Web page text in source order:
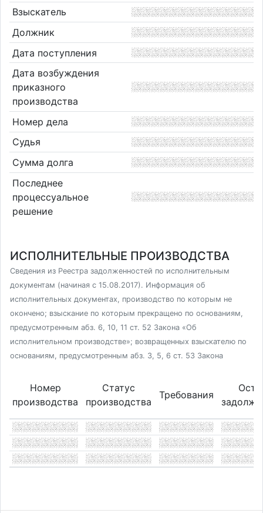
Взыскатель
Должник
Дата поступления
Дата возбуждения
приказного
производства
Номер дела
Судья
Сумма долга
Последнее
процессуальное
решение
ИСПОЛНИТЕЛЬНЫЕ ПРОИЗВОДСТВА
Сведения из Реестра задолженностей по исполнительным
документам (начиная с 15.08.2017). Информация об
исполнительных документах, производство по которым не
окончено; взыскание по которым прекращено по основаниям,
предусмотренным абз. 6, 10, 11 ст. 52 Закона «Об
исполнительном производстве»; возвращенных взыскателю по
основаниям, предусмотренным абз. 3, 5, 6 ст. 53 Закона
Номер
производства
Статус
производства
Требования